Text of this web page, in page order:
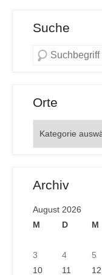
Suche
Orte
Archiv
August 2026
M
D M
3
4 5
10
11 12